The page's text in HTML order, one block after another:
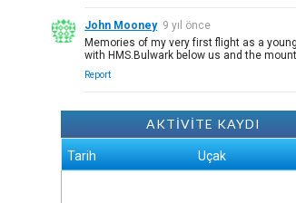
John Mooney 9 yıl önce
Memories of my very first flight as a
with HMS.Bulwark below us and the
Report
AKTİVİTE KAYDI
Tarih Uçak